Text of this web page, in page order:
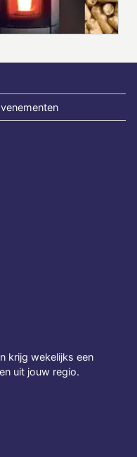
krijg wekelijks een
uit jouw regio.